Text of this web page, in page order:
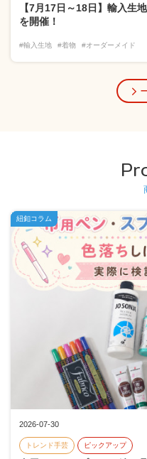
【7月17日～18日】輸入生
を開催！
#輸入生地 #着物 #オーダーメイド
2026-07-30
トレンド手芸 ピックアップ
紐釦コラム